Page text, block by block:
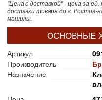
"Цена с доставкой" - цена за
доставки товара до г. Ростов-
машины.
ОСНОВНЫЕ
Артикул
Производитель
Назначение